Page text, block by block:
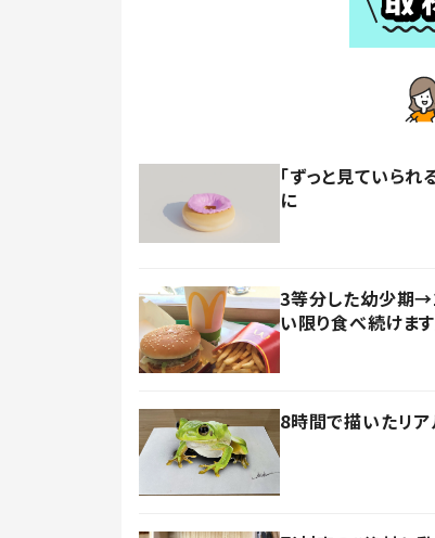
「ずっと見ていら
に
3等分した幼少期
い限り食べ続けます
8時間で描いたリ